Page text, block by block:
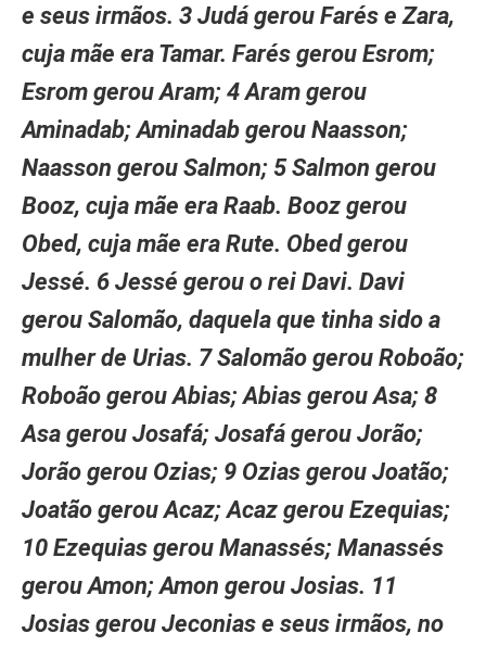
e seus irmãos. 3 Judá gerou Farés e Zara,
cuja mãe era Tamar. Farés gerou Esrom;
Esrom gerou Aram; 4 Aram gerou
Aminadab; Aminadab gerou Naasson;
Naasson gerou Salmon; 5 Salmon gerou
Booz, cuja mãe era Raab. Booz gerou
Obed, cuja mãe era Rute. Obed gerou
Jessé. 6 Jessé gerou o rei Davi. Davi
gerou Salomão, daquela que tinha sido a
mulher de Urias. 7 Salomão gerou Roboão;
Roboão gerou Abias; Abias gerou Asa; 8
Asa gerou Josafá; Josafá gerou Jorão;
Jorão gerou Ozias; 9 Ozias gerou Joatão;
Joatão gerou Acaz; Acaz gerou Ezequias;
10 Ezequias gerou Manassés; Manassés
gerou Amon; Amon gerou Josias. 11
Josias gerou Jeconias e seus irmãos, no